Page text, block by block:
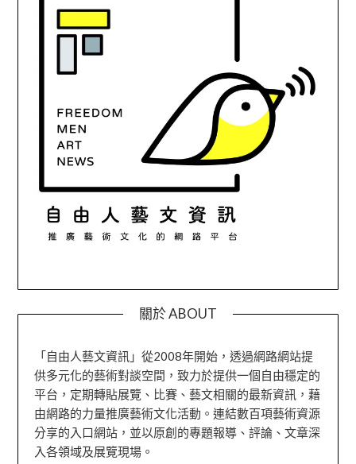
關於 ABOUT
「自由人藝文資訊」從2008年開始，透過網路網站提
供多元化的藝術對談空間，致力於提供一個自由穩定的
平台，定期轉貼展覽、比賽、藝文相關的最新資訊，藉
由網路的力量推廣藝術文化活動。連結數百項藝術資源
分享的入口網站，並以原創的專題報導、評論、文章深
入各領域及展覽現場。